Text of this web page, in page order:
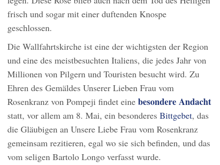
frisch und sogar mit einer duftenden Knospe
geschlossen.
Die Wallfahrtskirche ist eine der wichtigsten der Region
und eine des meistbesuchten Italiens, die jedes Jahr von
Millionen von Pilgern und Touristen besucht wird. Zu
Ehren des Gemäldes Unserer Lieben Frau vom
Rosenkranz von Pompeji findet eine besondere Andacht
statt, vor allem am 8. Mai, ein besonderes Bittgebet, das
die Gläubigen an Unsere Liebe Frau vom Rosenkranz
gemeinsam rezitieren, egal wo sie sich befinden, und das
vom seligen Bartolo Longo verfasst wurde.